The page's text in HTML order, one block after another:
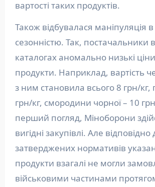
вартості таких продуктів.
Також відбувалася маніпуляція в
сезонністю. Так, постачальники
каталогах аномально низькі
продукти. Наприклад, вартість
з ним становила всього 8 грн/кг,
грн/кг, смородини чорної – 10
перший погляд, Міноборони
вигідні закупівлі. Але відповідно
затверджених нормативів
продукти взагалі не могли
військовими частинами протягом